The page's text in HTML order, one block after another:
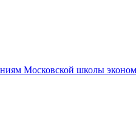
Московской школы